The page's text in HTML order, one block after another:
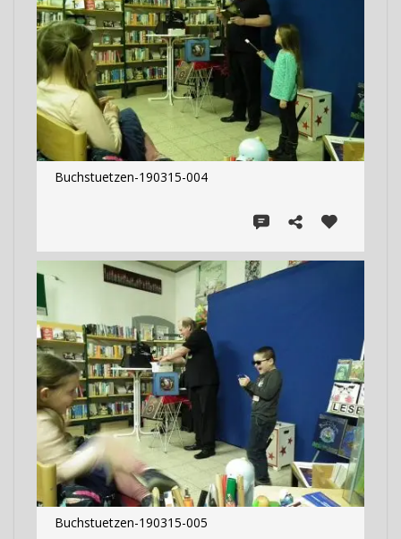
Buchstuetzen-190315-004
Buchstuetzen-190315-005